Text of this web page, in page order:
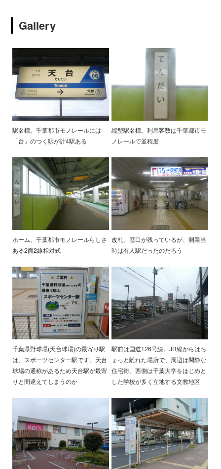
Gallery
駅名標。千葉都市モノレールには
「台」のつく駅が計4駅ある
縦型駅名標。利用客数は千葉都市モ
ノレールで並程度
ホーム。千葉都市モノレールらしさ
ある2面2線相対式
改札。窓口が残っているが、開業当
時は有人駅だったのだろう
千葉県野球場(天台球場)の最寄り駅
は、スポーツセンター駅です。天台
球場の通称があるため天台駅が最寄
りと間違えてしまうのか
駅前は国道126号線。JR線からはち
ょっと離れた場所で、周辺は閑静な
住宅街。西側は千葉大学をはじめと
した学校が多く立地する文教地区